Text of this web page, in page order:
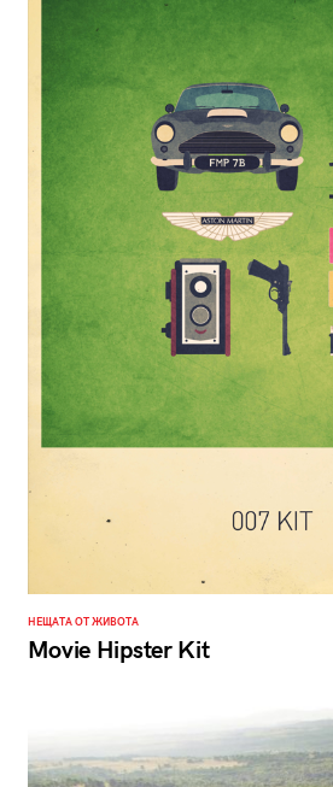
НЕЩАТА ОТ ЖИВОТА
Movie Hipster Kit